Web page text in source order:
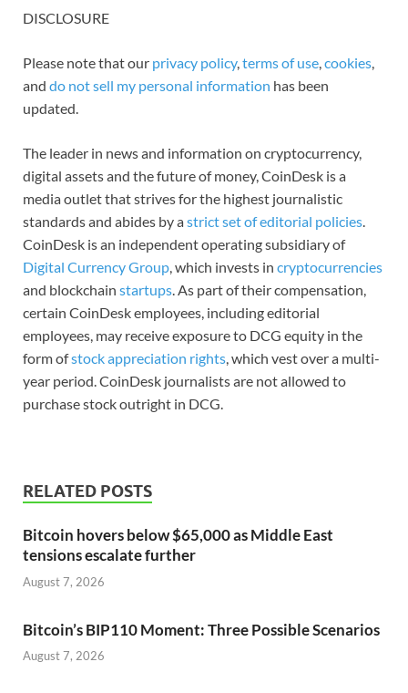
DISCLOSURE
Please note that our privacy policy,terms of use,cookies,
and do not sell my personal information has been
updated.
The leader in news and information on cryptocurrency,
digital assets and the future of money, CoinDesk is a
media outlet that strives for the highest journalistic
standards and abides by astrict set of editorial policies.
CoinDesk is an independent operating subsidiary of
Digital Currency Group, which invests in cryptocurrencies
and blockchain startups. As part of their compensation,
certain CoinDesk employees, including editorial
employees, may receive exposure to DCG equity in the
form ofstock appreciation rights, which vest over a multi-
year period. CoinDesk journalists are not allowed to
purchase stock outright in DCG.
RELATED POSTS
Bitcoin hovers below $65,000 as Middle East
tensions escalate further
August 7, 2026
Bitcoin’s BIP110 Moment: Three Possible Scenarios
August 7, 2026